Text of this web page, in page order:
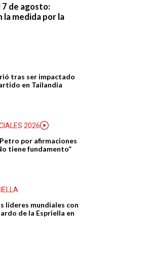
7 de agosto:
la medida por la
tras ser impactado
en Tailandia
2026
por afirmaciones
tiene fundamento”
líderes mundiales con
de la Espriella en